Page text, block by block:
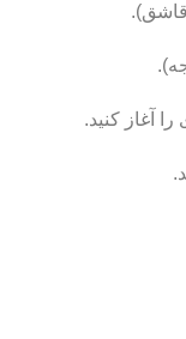
قاشق).
آغاز کنید.